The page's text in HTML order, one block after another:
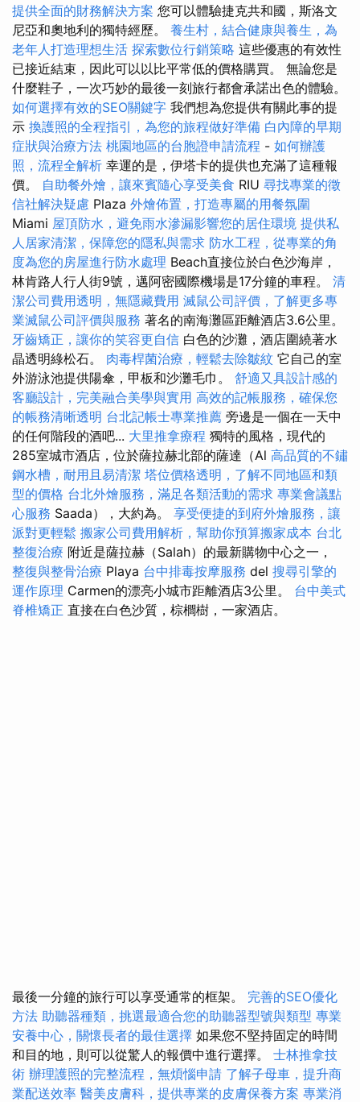
提供全面的財務解決方案 您可以體驗捷克共和國，斯洛文
尼亞和奧地利的獨特經歷。 養生村，結合健康與養生，為
老年人打造理想生活 探索數位行銷策略 這些優惠的有效性
已接近結束，因此可以以比平常低的價格購買。 無論您是
什麼鞋子，一次巧妙的最後一刻旅行都會承諾出色的體驗。
如何選擇有效的SEO關鍵字 我們想為您提供有關此事的提
示 換護照的全程指引，為您的旅程做好準備 白內障的早期
症狀與治療方法 桃園地區的台胞證申請流程 - 如何辦護
照，流程全解析 幸運的是，伊塔卡的提供也充滿了這種報
價。 自助餐外燴，讓來賓隨心享受美食 RIU 尋找專業的徵
信社解決疑慮 Plaza 外燴佈置，打造專屬的用餐氛圍
Miami 屋頂防水，避免雨水滲漏影響您的居住環境 提供私
人居家清潔，保障您的隱私與需求 防水工程，從專業的角
度為您的房屋進行防水處理 Beach直接位於白色沙海岸，
林肯路人行人街9號，邁阿密國際機場是17分鐘的車程。 清
潔公司費用透明，無隱藏費用 滅鼠公司評價，了解更多專
業滅鼠公司評價與服務 著名的南海灘區距離酒店3.6公里。
牙齒矯正，讓你的笑容更自信 白色的沙灘，酒店圍繞著水
晶透明綠松石。 肉毒桿菌治療，輕鬆去除皺紋 它自己的室
外游泳池提供陽傘，甲板和沙灘毛巾。 舒適又具設計感的
客廳設計，完美融合美學與實用 高效的記帳服務，確保您
的帳務清晰透明 台北記帳士專業推薦 旁邊是一個在一天中
的任何階段的酒吧... 大里推拿療程 獨特的風格，現代的
285室城市酒店，位於薩拉赫北部的薩達（Al 高品質的不鏽
鋼水槽，耐用且易清潔 塔位價格透明，了解不同地區和類
型的價格 台北外燴服務，滿足各類活動的需求 專業會議點
心服務 Saada），大約為。 享受便捷的到府外燴服務，讓
派對更輕鬆 搬家公司費用解析，幫助你預算搬家成本 台北
整復治療 附近是薩拉赫（Salah）的最新購物中心之一，
整復與整骨治療 Playa 台中排毒按摩服務 del 搜尋引擎的
運作原理 Carmen的漂亮小城市距離酒店3公里。 台中美式
脊椎矯正 直接在白色沙質，棕櫚樹，一家酒店。
最後一分鐘的旅行可以享受通常的框架。 完善的SEO優化
方法 助聽器種類，挑選最適合您的助聽器型號與類型 專業
安養中心，關懷長者的最佳選擇 如果您不堅持固定的時間
和目的地，則可以從驚人的報價中進行選擇。 士林推拿技
術 辦理護照的完整流程，無煩惱申請 了解子母車，提升商
業配送效率 醫美皮膚科，提供專業的皮膚保養方案 專業消